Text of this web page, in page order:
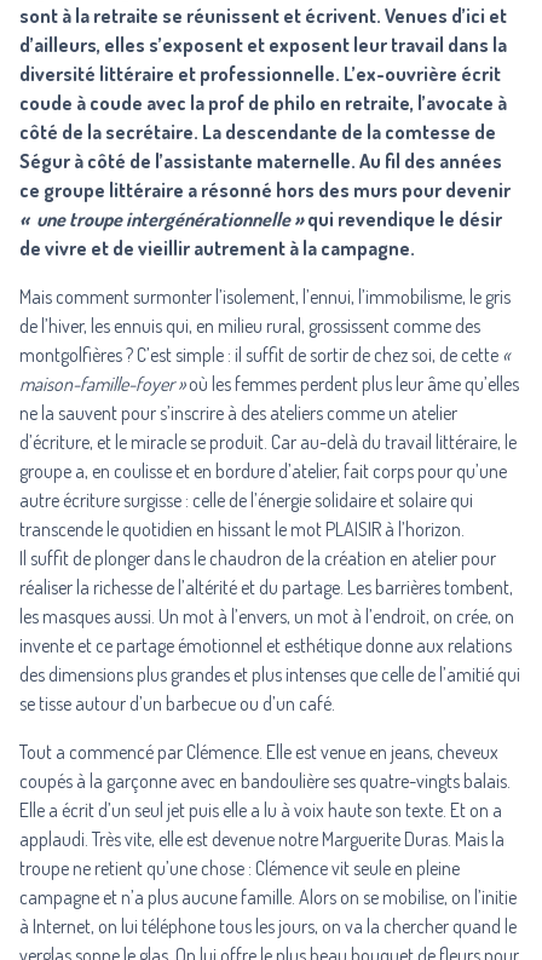
sont à la retraite se réunissent et écrivent. Venues d’ici et
d’ailleurs, elles s’exposent et exposent leur travail dans la
diversité littéraire et professionnelle. L’ex-ouvrière écrit
coude à coude avec la prof de philo en retraite, l’avocate à
côté de la secrétaire. La descendante de la comtesse de
Ségur à côté de l’assistante maternelle. Au fil des années
ce groupe littéraire a résonné hors des murs pour devenir
« une troupe intergénérationnelle »qui revendique le désir
de vivre et de vieillir autrement à la campagne.
Mais comment surmonter l’isolement, l’ennui, l’immobilisme, le gris
de l’hiver, les ennuis qui, en milieu rural, grossissent comme des
montgolfières ? C’est simple : il suffit de sortir de chez soi, de cette «
maison-famille-foyer »où les femmes perdent plus leur âme qu’elles
ne la sauvent pour s’inscrire à des ateliers comme un atelier
d’écriture, et le miracle se produit. Car au-delà du travail littéraire, le
groupe a, en coulisse et en bordure d’atelier, fait corps pour qu’une
autre écriture surgisse : celle de l’énergie solidaire et solaire qui
transcende le quotidien en hissant le mot PLAISIR à l’horizon.
Il suffit de plonger dans le chaudron de la création en atelier pour
réaliser la richesse de l’altérité et du partage. Les barrières tombent,
les masques aussi. Un mot à l’envers, un mot à l’endroit, on crée, on
invente et ce partage émotionnel et esthétique donne aux relations
des dimensions plus grandes et plus intenses que celle de l’amitié qui
se tisse autour d’un barbecue ou d’un café.
Tout a commencé par Clémence. Elle est venue en jeans, cheveux
coupés à la garçonne avec en bandoulière ses quatre-vingts balais.
Elle a écrit d’un seul jet puis elle a lu à voix haute son texte. Et on a
applaudi. Très vite, elle est devenue notre Marguerite Duras. Mais la
troupe ne retient qu’une chose : Clémence vit seule en pleine
campagne et n’a plus aucune famille. Alors on se mobilise, on l’initie
à Internet, on lui téléphone tous les jours, on va la chercher quand le
verglas sonne le glas. On lui offre le plus beau bouquet de fleurs pour